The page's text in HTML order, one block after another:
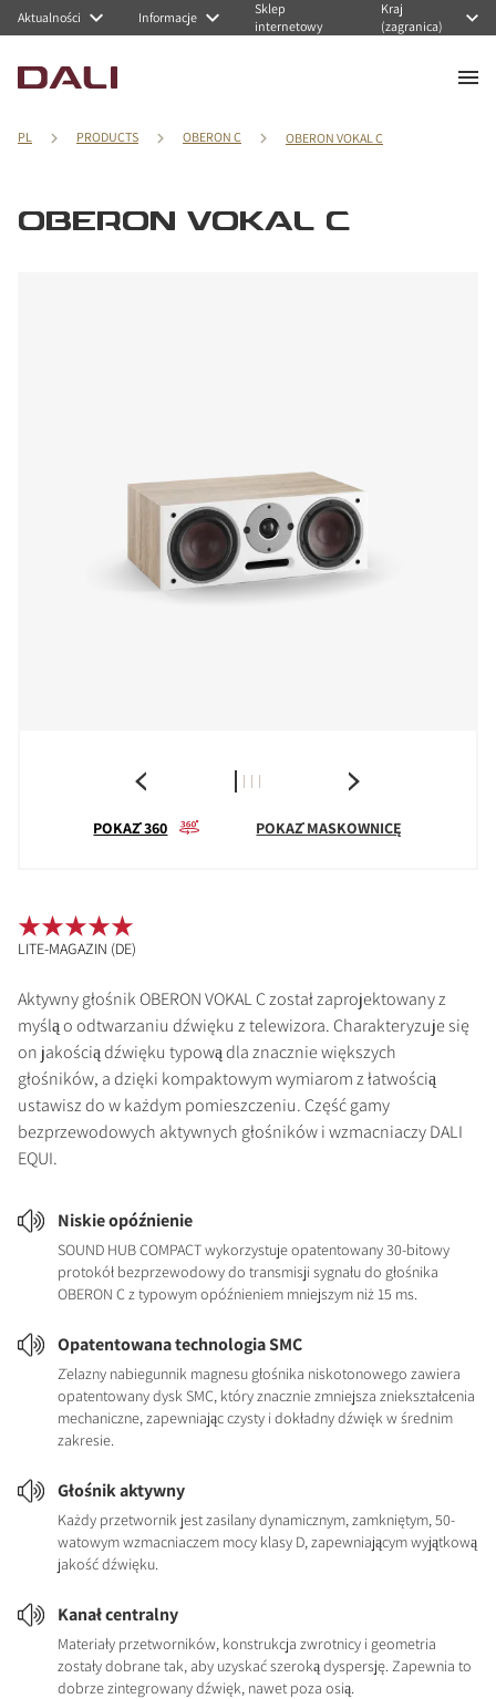
Aktualności Informacje
Sklep
internetowy
Kraj
(zagranica)
PL PRODUCTS OBERON C OBERON VOKAL C
OBERON VOKAL C
POKAŻ 360 POKAŻ MASKOWNICĘ
Aktywny głośnik OBERON VOKAL C został zaprojektowany z
myślą o odtwarzaniu dźwięku z telewizora. Charakteryzuje się
on jakością dźwięku typową dla znacznie większych
głośników, a dzięki kompaktowym wymiarom z łatwością
ustawisz do w każdym pomieszczeniu. Część gamy
bezprzewodowych aktywnych głośników i wzmacniaczy DALI
EQUI.
Niskie opóźnienie
SOUND HUB COMPACT wykorzystuje opatentowany 30-bitowy
protokół bezprzewodowy do transmisji sygnału do głośnika
OBERON C z typowym opóźnieniem mniejszym niż 15 ms.
Opatentowana technologia SMC
Żelazny nabiegunnik magnesu głośnika niskotonowego zawiera
opatentowany dysk SMC, który znacznie zmniejsza zniekształcenia
mechaniczne, zapewniając czysty i dokładny dźwięk w średnim
zakresie.
Głośnik aktywny
Każdy przetwornik jest zasilany dynamicznym, zamkniętym, 50-
watowym wzmacniaczem mocy klasy D, zapewniającym wyjątkową
jakość dźwięku.
Kanał centralny
Materiały przetworników, konstrukcja zwrotnicy i geometria
zostały dobrane tak, aby uzyskać szeroką dyspersję. Zapewnia to
dobrze zintegrowany dźwięk, nawet poza osią.
LITE-MAGAZIN (DE)